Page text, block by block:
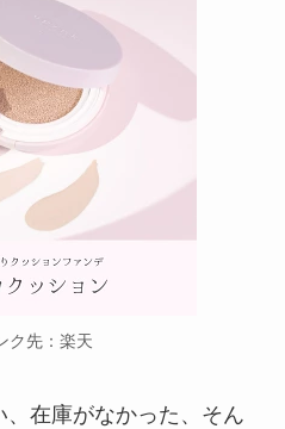
ク先：楽天
在庫がなかった、そん